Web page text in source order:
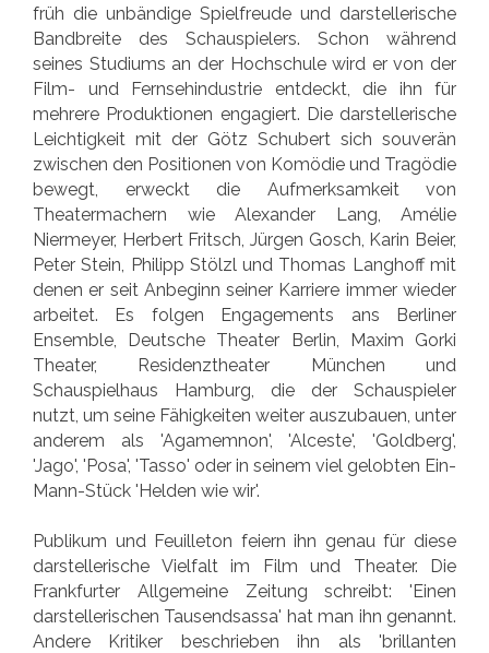
früh die unbändige Spielfreude und darstellerische
Bandbreite des Schauspielers. Schon während
seines Studiums an der Hochschule wird er von der
Film- und Fernsehindustrie entdeckt, die ihn für
mehrere Produktionen engagiert. Die darstellerische
Leichtigkeit mit der Götz Schubert sich souverän
zwischen den Positionen von Komödie und Tragödie
bewegt, erweckt die Aufmerksamkeit von
Theatermachern wie Alexander Lang, Amélie
Niermeyer, Herbert Fritsch, Jürgen Gosch, Karin Beier,
Peter Stein, Philipp Stölzl und Thomas Langhoff mit
denen er seit Anbeginn seiner Karriere immer wieder
arbeitet. Es folgen Engagements ans Berliner
Ensemble, Deutsche Theater Berlin, Maxim Gorki
Theater, Residenztheater München und
Schauspielhaus Hamburg, die der Schauspieler
nutzt, um seine Fähigkeiten weiter auszubauen, unter
anderem als 'Agamemnon', 'Alceste', 'Goldberg',
'Jago', 'Posa', 'Tasso' oder in seinem viel gelobten Ein-
Mann-Stück 'Helden wie wir'.
Publikum und Feuilleton feiern ihn genau für diese
darstellerische Vielfalt im Film und Theater. Die
Frankfurter Allgemeine Zeitung schreibt: 'Einen
darstellerischen Tausendsassa' hat man ihn genannt.
Andere Kritiker beschrieben ihn als 'brillanten